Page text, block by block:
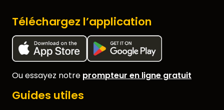
Téléchargez l’application
Ou essayez notre prompteur en ligne gratuit
Guides utiles